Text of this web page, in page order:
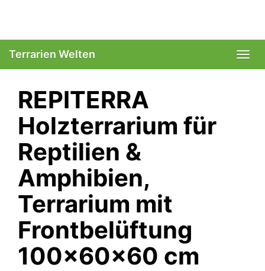
Terrarien Welten
REPITERRA
Holzterrarium für
Reptilien &
Amphibien,
Terrarium mit
Frontbelüftung
100x60x60 cm